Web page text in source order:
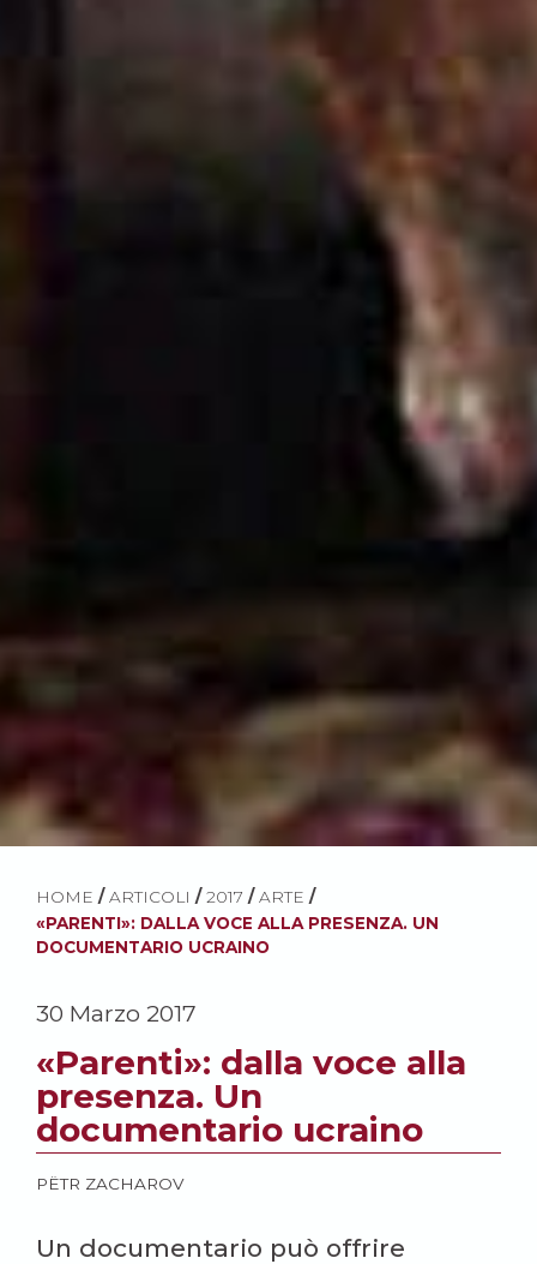
HOME / ARTICOLI / 2017 / ARTE /
«PARENTI»: DALLA VOCE ALLA PRESENZA. UN
DOCUMENTARIO UCRAINO
30 Marzo 2017
«Parenti»: dalla voce alla
presenza. Un
documentario ucraino
PËTR ZACHAROV
Un documentario può offrire